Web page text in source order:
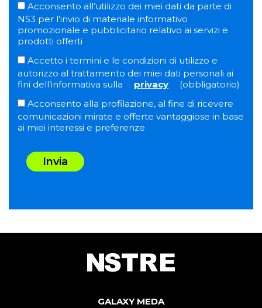
Acconsento all’utilizzo dei miei dati da parte di
NS3 per l’invio di materiale informativo
promozionale e pubblicitario relativo ai servizi e
prodotti offerti
Accetto i termini e le condizioni di utilizzo e
autorizzo al trattamento dei miei dati personali ai
fini dell’informativa sulla
privacy
(obbligatorio)
Acconsento alla profilazione, al fine di ricevere
comunicazioni mirate e offerte vantaggiose in base
ai miei interessi e preferenze
Invia
GALAXY MEDA